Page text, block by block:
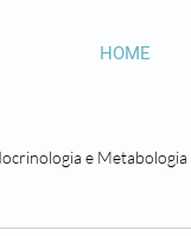
HOME
e Metabologia